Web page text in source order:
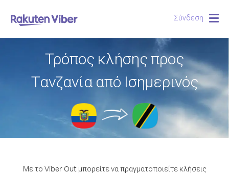
Σύνδεση
Τρόπος κλήσης προς
Τανζανία από Ισημερινός
Με το Viber Out μπορείτε να πραγματοποιείτε κλήσεις